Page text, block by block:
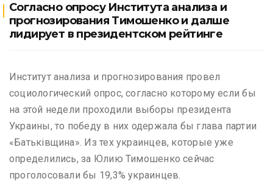
Согласно опросу Института анализа и
прогнозирования Тимошенко и далше
лидирует в президентском рейтинге
Институт анализа и прогнозирования провел
социологический опрос, согласно которому если бы
на этой недели проходили выборы президента
Украины, то победу в них одержала бы глава партии
«Батьківщина». Из тех украинцев, которые уже
определились, за Юлию Тимошенко сейчас
проголосовали бы 19,3% украинцев.